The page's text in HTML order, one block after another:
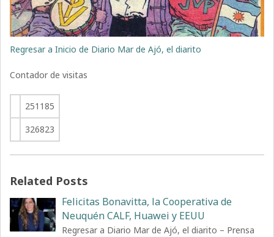
Regresar a Inicio de Diario Mar de Ajó, el diarito
Contador de visitas
251185
326823
Related Posts
Felicitas Bonavitta, la Cooperativa de
Neuquén CALF, Huawei y EEUU
Regresar a Diario Mar de Ajó, el diarito – Prensa